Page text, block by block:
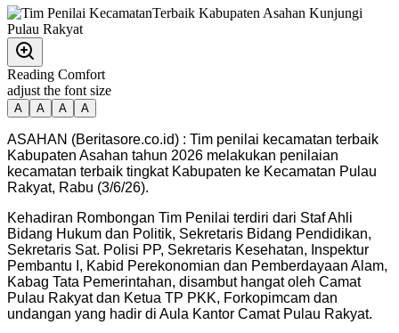
Reading Comfort
adjust the font size
A A A A
ASAHAN (Beritasore.co.id) : Tim penilai kecamatan terbaik
Kabupaten Asahan tahun 2026 melakukan penilaian
kecamatan terbaik tingkat Kabupaten ke Kecamatan Pulau
Rakyat, Rabu (3/6/26).
Kehadiran Rombongan Tim Penilai terdiri dari Staf Ahli
Bidang Hukum dan Politik, Sekretaris Bidang Pendidikan,
Sekretaris Sat. Polisi PP, Sekretaris Kesehatan, Inspektur
Pembantu I, Kabid Perekonomian dan Pemberdayaan Alam,
Kabag Tata Pemerintahan, disambut hangat oleh Camat
Pulau Rakyat dan Ketua TP PKK, Forkopimcam dan
undangan yang hadir di Aula Kantor Camat Pulau Rakyat.